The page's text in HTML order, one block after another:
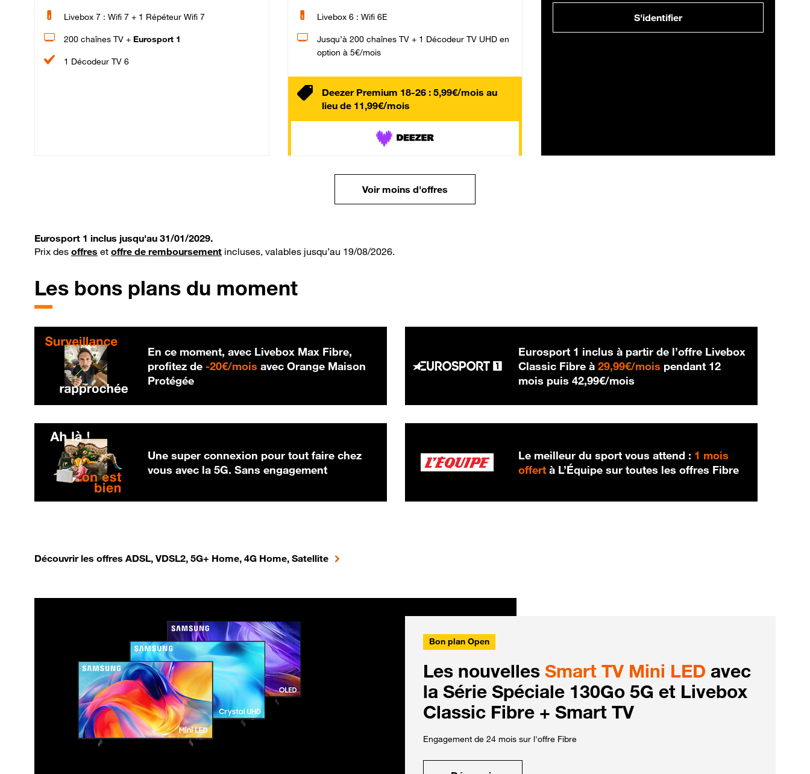
Livebox 7 : Wifi 7 + 1 Répéteur Wifi 7
200 chaînes TV + Eurosport 1
1 Décodeur TV 6
Livebox 6 : Wifi 6E
Jusqu’à 200 chaînes TV + 1 Décodeur TV UHD en
option à 5€/mois
Deezer Premium 18-26 : 5,99€/mois au
lieu de 11,99€/mois
S'identifier
Voir moins d'offres
Eurosport 1 inclus jusqu'au 31/01/2029.
Prix des offres et offre de remboursement incluses, valables jusqu’au 19/08/2026.
Les bons plans du moment
En ce moment, avec Livebox Max Fibre,
profitez de -20€/mois 20 € par mois
avec Orange Maison
Protégée
Eurosport 1 inclus à partir de l’offre Livebox
Classic Fibre à29,99€/mois 29,99 € par mois
pendant 12
mois puis42,99€/mois
Une super connexion pour tout faire chez
vous avec la 5G. Sans engagement
Le meilleur du sport vous attend : 1 mois
offert à L’Équipe sur toutes les offres Fibre
Découvrir les offres ADSL, VDSL2, 5G+ Home, 4G Home, Satellite
Bon plan Open
Les nouvelles Smart TV Mini LED avec
la Série Spéciale 130Go 5G et Livebox
Classic Fibre + Smart TV
Engagement de 24 mois sur l'offre Fibre